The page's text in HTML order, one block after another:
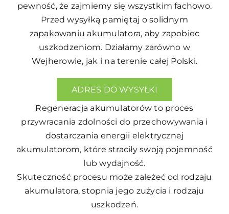
pewność, że zajmiemy się wszystkim fachowo.
Przed wysyłką pamiętaj o solidnym
zapakowaniu akumulatora, aby zapobiec
uszkodzeniom. Działamy zarówno w
Wejherowie, jak i na terenie całej Polski.
ADRES DO WYSYŁKI
Regeneracja akumulatorów to proces
przywracania zdolności do przechowywania i
dostarczania energii elektrycznej
akumulatorom, które straciły swoją pojemność
lub wydajność.
Skuteczność procesu może zależeć od rodzaju
akumulatora, stopnia jego zużycia i rodzaju
uszkodzeń.